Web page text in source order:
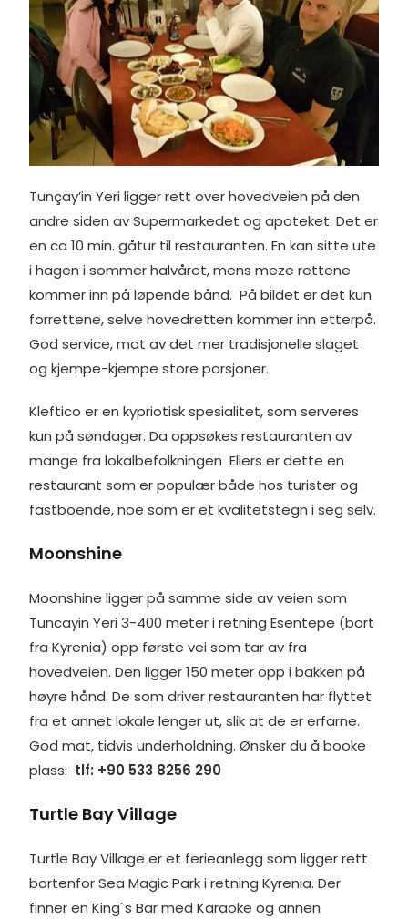
Tunçay’in Yeri ligger rett over hovedveien på den
andre siden av Supermarkedet og apoteket. Det er
en ca 10 min. gåtur til restauranten. En kan sitte ute
i hagen i sommer halvåret, mens meze rettene
kommer inn på løpende bånd. På bildet er det kun
forrettene, selve hovedretten kommer inn etterpå.
God service, mat av det mer tradisjonelle slaget
og kjempe-kjempe store porsjoner.
Kleftico er en kypriotisk spesialitet, som serveres
kun på søndager. Da oppsøkes restauranten av
mange fra lokalbefolkningen Ellers er dette en
restaurant som er populær både hos turister og
fastboende, noe som er et kvalitetstegn i seg selv.
Moonshine
Moonshine ligger på samme side av veien som
Tuncayin Yeri 3-400 meter i retning Esentepe (bort
fra Kyrenia) opp første vei som tar av fra
hovedveien. Den ligger 150 meter opp i bakken på
høyre hånd. De som driver restauranten har flyttet
fra et annet lokale lenger ut, slik at de er erfarne.
God mat, tidvis underholdning. Ønsker du å booke
plass: tlf: +90 533 8256 290
Turtle Bay Village
Turtle Bay Village er et ferieanlegg som ligger rett
bortenfor Sea Magic Park i retning Kyrenia. Der
finner en King`s Bar med Karaoke og annen